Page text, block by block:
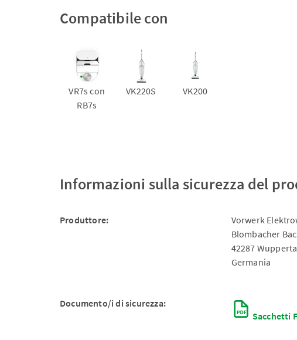
Compatibile con
VR7s con
RB7s
VK220S VK200
Informazioni sulla sicurezza del
Produttore:
Vorwerk
Blombacher
42287
Germania
Documento/i di sicurezza:
Sacchetti